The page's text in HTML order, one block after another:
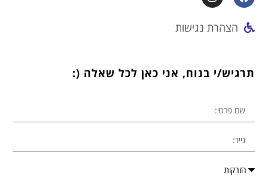
הצהרת נגישות
תרגיש/י בנוח, אני כאן לכל שאלה (: